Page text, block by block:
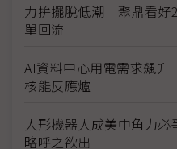
力拚擺脫低潮 聚鼎看好
單回流
AI資料中心用電需求飆
核能反應爐
人形機器人成美中角力
略呼之欲出